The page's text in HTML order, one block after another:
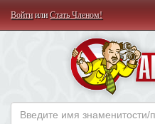
ВойтиилиСтать Членом!